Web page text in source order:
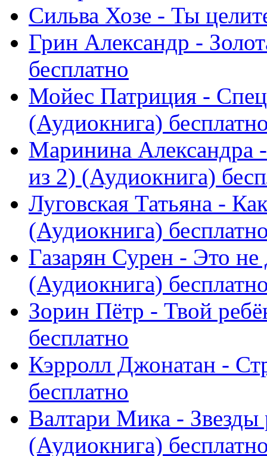
Сильва Хозе - Ты
Грин Александр -
бесплатно
Мойес Патриция -
(Аудиокнига)
Маринина Александра
из 2) (Аудиокнига)
Луговская Татьяна -
(Аудиокнига)
Газарян Сурен - Это
(Аудиокнига)
Зорин Пётр - Твой
бесплатно
Кэрролл Джонатан -
бесплатно
Валтари Мика - Звезды
(Аудиокнига)